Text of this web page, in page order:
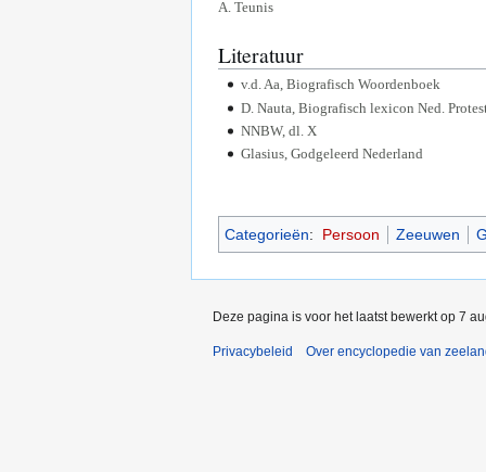
A. Teunis
Literatuur
v.d. Aa, Biografisch Woordenboek
D. Nauta, Biografisch lexicon Ned.
NNBW, dl. X
Glasius, Godgeleerd Nederland
Categorieën: Persoon Zeeuwen
Deze pagina is voor het laatst bewerkt op 7
Privacybeleid Over encyclopedie van